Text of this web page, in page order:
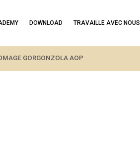
DOWNLOAD TRAVAILLE AVEC NOUS
GORGONZOLA AOP